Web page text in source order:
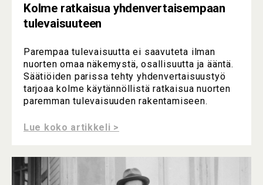
Kolme ratkaisua yhdenvertaisempaan
tulevaisuuteen
Parempaa tulevaisuutta ei saavuteta ilman
nuorten omaa näkemystä, osallisuutta ja ääntä.
Säätiöiden parissa tehty yhdenvertaisuustyö
tarjoaa kolme käytännöllistä ratkaisua nuorten
paremman tulevaisuuden rakentamiseen.
Lue koko artikkeli >